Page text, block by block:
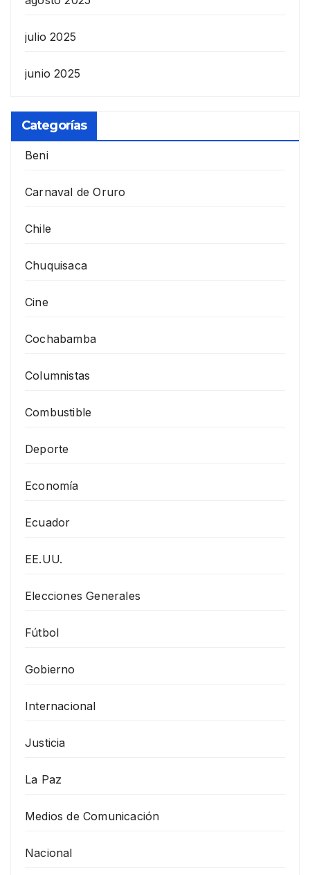
julio 2025
junio 2025
Categorías
Beni
Carnaval de Oruro
Chile
Chuquisaca
Cine
Cochabamba
Columnistas
Combustible
Deporte
Economía
Ecuador
EE.UU.
Elecciones Generales
Fútbol
Gobierno
Internacional
Justicia
La Paz
Medios de Comunicación
Nacional